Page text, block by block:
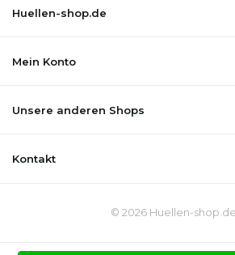
Huellen-shop.de
Mein Konto
Unsere anderen Shops
Kontakt
© 2026 Huellen-shop.de